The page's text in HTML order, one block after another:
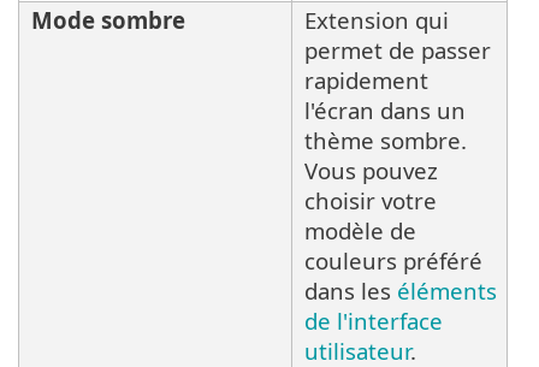
Mode sombre
Extension qui
permet de passer
rapidement
l'écran dans un
thème sombre.
Vous pouvez
choisir votre
modèle de
couleurs préféré
dans les éléments
de l'interface
utilisateur.